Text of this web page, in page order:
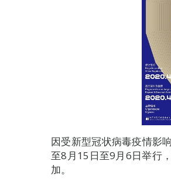
因受新型冠状病毒疫情影
至8月15日至9月6日举行
加。